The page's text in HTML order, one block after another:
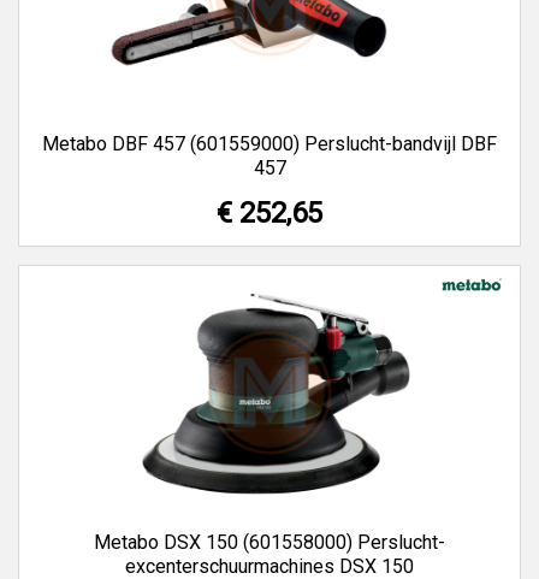
Metabo DBF 457 (601559000) Perslucht-bandvijl DBF
457
€ 252,65
Metabo DSX 150 (601558000) Perslucht-
excenterschuurmachines DSX 150